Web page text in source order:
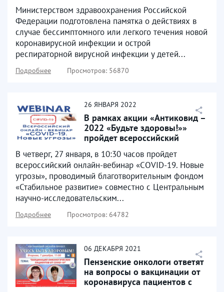
Министерством здравоохранения Российской
Федерации подготовлена памятка о действиях в
случае бессимптомного или легкого течения новой
коронавирусной инфекции и острой
респираторной вирусной инфекции у детей...
Подробнее Просмотров: 56870
26 ЯНВАРЯ 2022
В рамках акции «Антиковид –
2022 «Будьте здоровы!»»
пройдет всероссийский
В четверг, 27 января, в 10:30 часов пройдет
всероссийский онлайн-вебинар «COVID-19. Новые
угрозы», проводимый благотворительным фондом
«Стабильное развитие» совместно с Центральным
научно-исследовательским...
Подробнее Просмотров: 64782
06 ДЕКАБРЯ 2021
Пензенские онкологи ответят
на вопросы о вакцинации от
коронавируса пациентов с